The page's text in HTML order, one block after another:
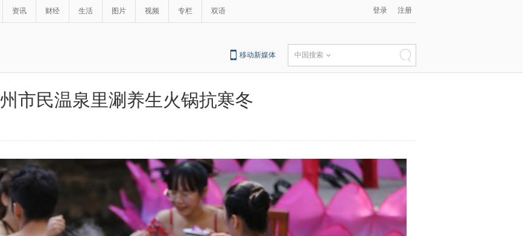
资讯 财经 生活 图片 视频 专栏 双语 登录 注册
移动新媒体 中国搜索
市民温泉里涮养生火锅抗寒冬